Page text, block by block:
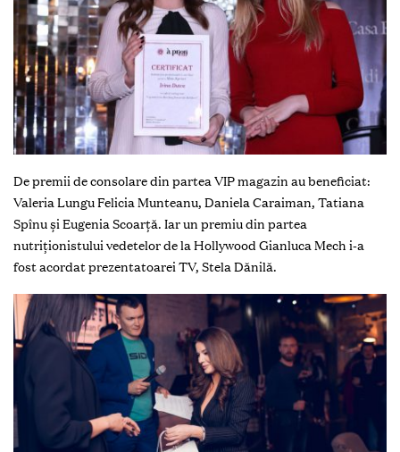
De premii de consolare din partea VIP magazin au beneficiat:
Valeria Lungu Felicia Munteanu, Daniela Caraiman, Tatiana
Spînu și Eugenia Scoarță. Iar un premiu din partea
nutriționistului vedetelor de la Hollywood Gianluca Mech i-a
fost acordat prezentatoarei TV, Stela Dănilă.